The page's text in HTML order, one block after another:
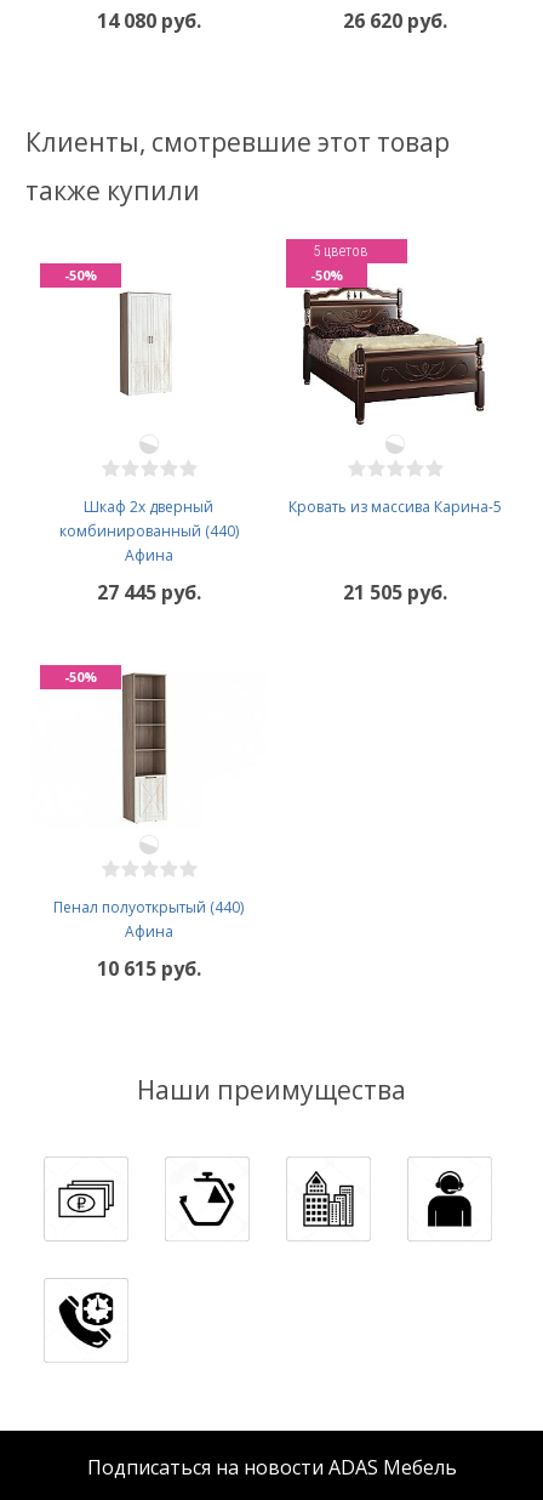
14 080 руб. 26 620 руб.
Клиенты, смотревшие этот товар
также купили
Шкаф 2х дверный
комбинированный (440)
Афина
27 445 руб.
-50%
Кровать из массива Карина-5
5 цветов
21 505 руб.
-50%
Пенал полуоткрытый (440)
Афина
10 615 руб.
-50%
Наши преимущества
Подписаться на новости ADAS Мебель